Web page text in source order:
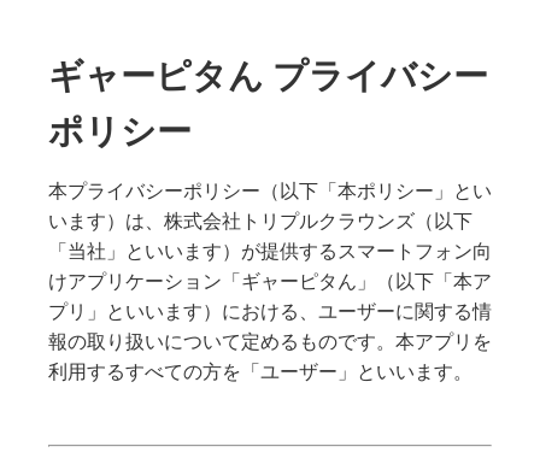
ギャーピタん プライバシー
ポリシー
本プライバシーポリシー（以下「本ポリシー」とい
います）は、株式会社トリプルクラウンズ（以下
「当社」といいます）が提供するスマートフォン向
けアプリケーション「ギャーピタん」（以下「本ア
プリ」といいます）における、ユーザーに関する情
報の取り扱いについて定めるものです。本アプリを
利用するすべての方を「ユーザー」といいます。